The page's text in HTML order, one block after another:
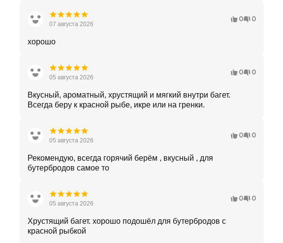
07 августа 2026
0 0
хорошо
05 августа 2026
0 0
Вкусный, ароматный, хрустящий и мягкий внутри багет.
Всегда беру к красной рыбе, икре или на гренки.
05 августа 2026
0 0
Рекомендую, всегда горячий берём , вкусный , для
бутербродов самое то
05 августа 2026
0 0
Хрустящий багет. хорошо подошёл для бутербродов с
красной рыбкой